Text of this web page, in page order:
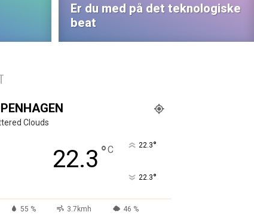
Er du med på det teknologiske
beat
Clouds
22.3 °C 22.3°
22.3°
55 % 3.7kmh 46 %